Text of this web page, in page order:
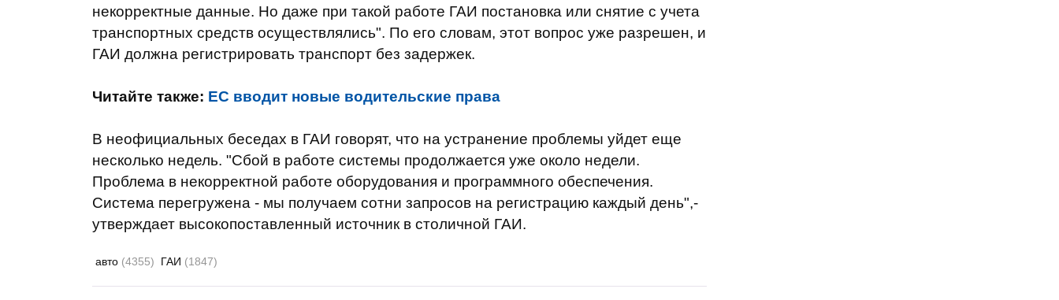
некорректные данные. Но даже при такой работе ГАИ постановка или снятие с учета
транспортных средств осуществлялись". По его словам, этот вопрос уже разрешен, и
ГАИ должна регистрировать транспорт без задержек.
Читайте также: ЕС вводит новые водительские права
В неофициальных беседах в ГАИ говорят, что на устранение проблемы уйдет еще
несколько недель. "Сбой в работе системы продолжается уже около недели.
Проблема в некорректной работе оборудования и программного обеспечения.
Система перегружена - мы получаем сотни запросов на регистрацию каждый день",-
утверждает высокопоставленный источник в столичной ГАИ.
авто (4355) ГАИ (1847)